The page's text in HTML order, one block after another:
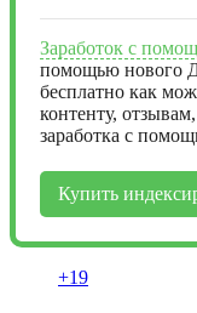
Заработок с
помощью нового
бесплатно как
контенту,
заработка с
Купить
+19